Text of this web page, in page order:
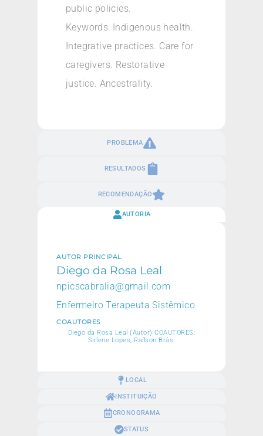
PROBLEMA
RESULTADOS
RECOMENDAÇÃO
public policies.
Keywords: Indigenous health.
Integrative practices. Care for
caregivers. Restorative
justice. Ancestrality.
AUTORIA
LOCAL
INSTITUIÇÃO
CRONOGRAMA
STATUS
AUTOR PRINCIPAL
Diego da Rosa Leal
npicscabralia@gmail.com
Enfermeiro Terapeuta Sistêmico
COAUTORES
Diego da Rosa Leal (Autor) COAUTORES:
Sirlene Lopes, Raílson Brás.